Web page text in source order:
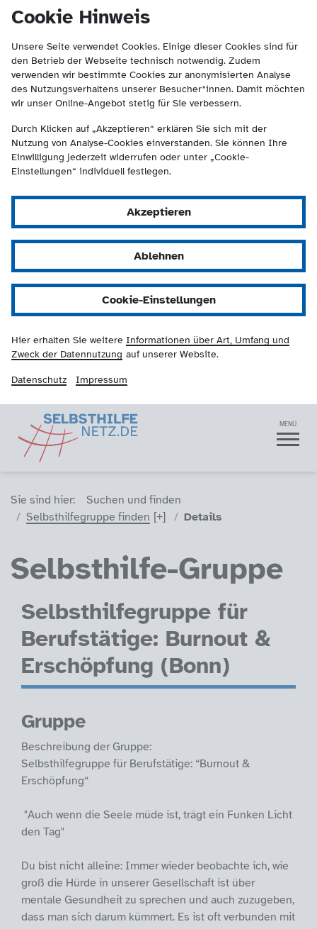
Cookie Hinweis
Unsere Seite verwendet Cookies. Einige dieser Cookies sind für
den Betrieb der Webseite technisch notwendig. Zudem
verwenden wir bestimmte Cookies zur anonymisierten Analyse
des Nutzungsverhaltens unserer Besucher*innen. Damit möchten
wir unser Online-Angebot stetig für Sie verbessern.
Durch Klicken auf „Akzeptieren“ erklären Sie sich mit der
Nutzung von Analyse-Cookies einverstanden. Sie können Ihre
Einwilligung jederzeit widerrufen oder unter „Cookie-
Einstellungen“ individuell festlegen.
Akzeptieren
Ablehnen
Cookie-Einstellungen
Hier erhalten Sie weitere Informationen über Art, Umfang und
Zweck der Datennutzung auf unserer Website.
Datenschutz Impressum
Selbsthilfenetz
springen
(Kontakt und Suche) springen.
Navigation MENÜ
Sie sind hier (Breadcrumb)
Sie sind hier:
Suchen und finden
Selbsthilfegruppe finden
Details
Selbsthilfe-Gruppe
Selbsthilfegruppe für
Berufstätige: Burnout &
Erschöpfung (Bonn)
Gruppe
Beschreibung der Gruppe:
Selbsthilfegruppe für Berufstätige: “Burnout &
Erschöpfung“
"Auch wenn die Seele müde ist, trägt ein Funken Licht
den Tag"
Du bist nicht alleine: Immer wieder beobachte ich, wie
groß die Hürde in unserer Gesellschaft ist über
mentale Gesundheit zu sprechen und auch zuzugeben,
dass man sich darum kümmert. Es ist oft verbunden mit